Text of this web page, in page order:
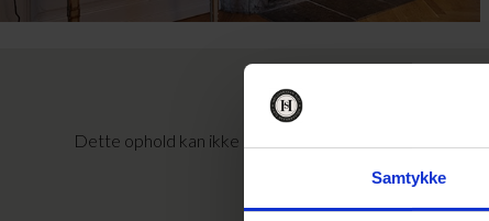
Samtykke
Dette ophold kan ikke længere bookes, da det er startet.